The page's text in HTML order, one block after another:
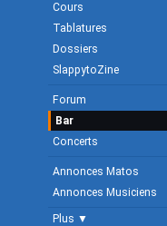
Cours
Tablatures
Dossiers
SlappytoZine
Forum
Bar
Concerts
Annonces Matos
Annonces Musiciens
Plus ▼